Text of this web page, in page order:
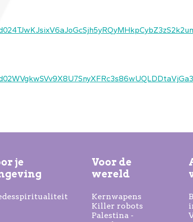
je
Voor de
wereld
Kernwapens
Killer robots
Palestina -